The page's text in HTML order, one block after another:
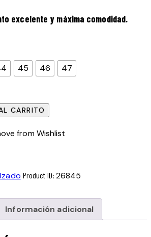
excelente y máxima comodidad.
45 46 47
CARRITO
from Wishlist
Product ID:26845
Información adicional